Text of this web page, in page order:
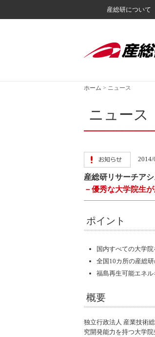
産総研について
ホーム > ニュース
ニュース
2014/
産総研リサーチア
－優秀な大学院生
ポイント
国内すべての大学
全国10カ所の産総
福島再生可能エネ
概要
独立行政法人 産業技術
究開発能力を持つ大学